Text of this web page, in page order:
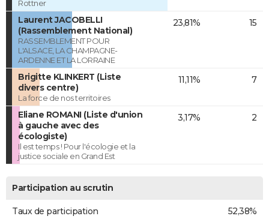
Rottner
Laurent JACOBELLI
(Rassemblement National)
RASSEMBLEMENT POUR
L'ALSACE, LA CHAMPAGNE-
ARDENNE ET LA LORRAINE
23,81% 15
Brigitte KLINKERT (Liste
divers centre)
La force de nos territoires
11,11% 7
Eliane ROMANI (Liste d'union
à gauche avec des
écologiste)
Il est temps ! Pour l'écologie et la
justice sociale en Grand Est
3,17% 2
Participation au scrutin
Taux de participation 52,38%